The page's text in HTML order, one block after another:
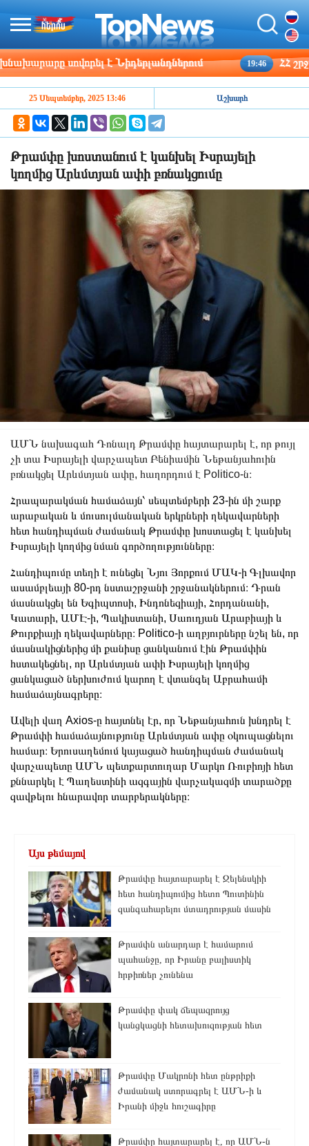
սովորել է Նիդերլանդներում 19:46 ՀՀ
25 Սեպտեմբեր, 2025 13:46 Աշխարհ
Թրամփը խոստանում է կանխել Իսրայելի
կողմից Արևմտյան ափի բռնակցումը
ԱՄՆ նախագահ Դոնալդ Թրամփը հայտարարել է, որ թույլ
չի տա Իսրայելի վարչապետ Բենիամին Նեթանյահուին
բռնակցել Արևմտյան ափը, հաղորդում է Politico-ն։
Հրապարակման համաձայն՝ սեպտեմբերի 23-ին մի շարք
արաբական և մուսուլմանական երկրների ղեկավարների
հետ հանդիպման ժամանակ Թրամփը խոստացել է կանխել
Իսրայելի կողմից նման գործողությունները։
Հանդիպումը տեղի է ունեցել Նյու Յորքում ՄԱԿ-ի Գլխավոր
ասամբլեայի 80-րդ նստաշրջանի շրջանակներում։ Դրան
մասնակցել են Եգիպտոսի, Ինդոնեզիայի, Հորդանանի,
Կատարի, ԱՄԷ-ի, Պակիստանի, Սաուդյան Արաբիայի և
Թուրքիայի ղեկավարները։ Politico-ի աղբյուրները նշել են, որ
մասնակիցներից մի քանիսը ցանկանում էին Թրամփին
հստակեցնել, որ Արևմտյան ափի Իսրայելի կողմից
ցանկացած ներխուժում կարող է վտանգել Աբրահամի
համաձայնագրերը։
Ավելի վաղ Axios-ը հայտնել էր, որ Նեթանյահուն խնդրել է
Թրամփի համաձայնությունը Արևմտյան ափը օկուպացնելու
համար։ Երուսաղեմում կայացած հանդիպման ժամանակ
վարչապետը ԱՄՆ պետքարտուղար Մարկո Ռուբիոյի հետ
քննարկել է Պաղեստինի ազգային վարչակազմի տարածքը
զավթելու հնարավոր տարբերակները։
Այս թեմայով
Թրամփը հայտարարել է Զելենսկիի
հետ հանդիպումից հետո Պուտինին
զանգահարելու մտադրության մասին
Թրամփն անարդար է համարում
պահանջը, որ Իրանը բալիստիկ
հրթիռներ չունենա
Թրամփը փակ ճեպազրույց
կանցկացնի հետախուզության հետ
Թրամփը Մակրոնի հետ ընթրիքի
ժամանակ ստորագրել է ԱՄՆ-ի և
Իրանի միջև հուշագիրը
Թրամփը հայտարարել է, որ ԱՄՆ-ն